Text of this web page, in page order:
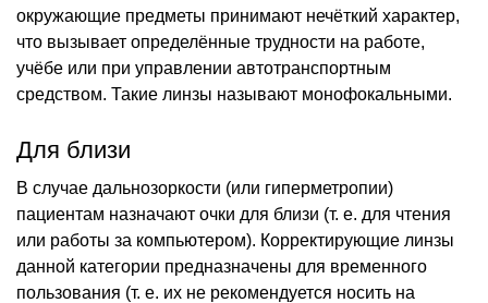
окружающие предметы принимают нечёткий характер,
что вызывает определённые трудности на работе,
учёбе или при управлении автотранспортным
средством. Такие линзы называют монофокальными.
Для близи
В случае дальнозоркости (или гиперметропии)
пациентам назначают очки для близи (т. е. для чтения
или работы за компьютером). Корректирующие линзы
данной категории предназначены для временного
пользования (т. е. их не рекомендуется носить на